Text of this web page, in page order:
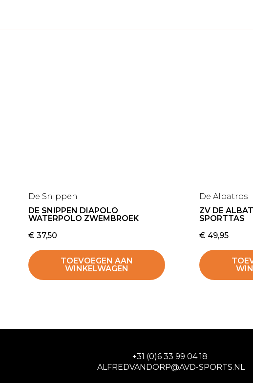
De Snippen
DE SNIPPEN DIAPOLO
WATERPOLO ZWEMBROEK
€ 37,50
TOEVOEGEN AAN
WINKELWAGEN
De Albatros
ZV DE
SPORTTAS
€ 49,95
+31 (0)6 33 99 04 18
ALFREDVANDORP@AVD-SPORTS.NL